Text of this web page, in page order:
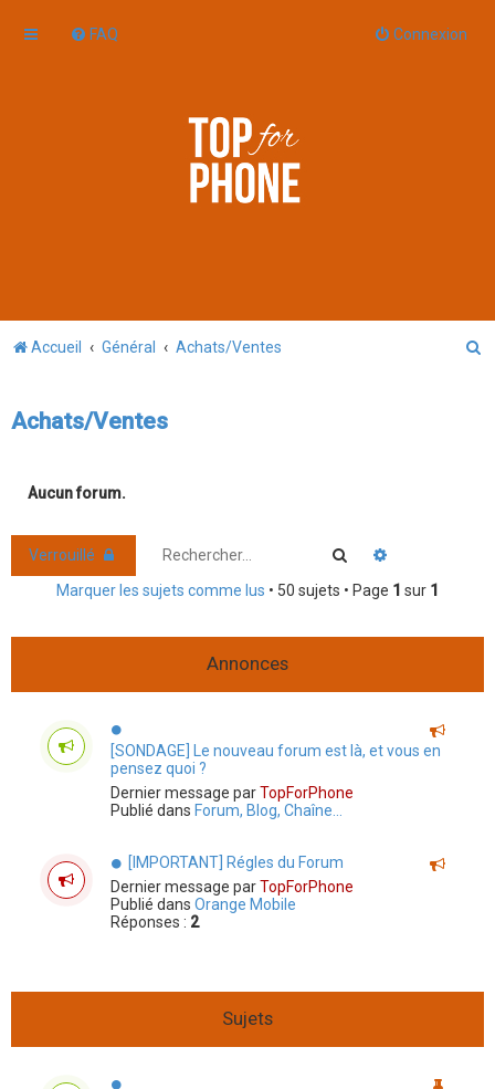
FAQ Connexion
Accueil Général Achats/Ventes
Achats/Ventes
Aucun forum.
Verrouillé Rechercher
Marquer les sujets comme lus • 50 sujets • Page 1 sur 1
Annonces
[SONDAGE] Le nouveau forum est là, et vous en
pensez quoi ?
Dernier message parTopForPhone
Publié dans Forum, Blog, Chaîne...
[IMPORTANT] Régles du Forum
Dernier message parTopForPhone
Publié dans Orange Mobile
Réponses : 2
Sujets